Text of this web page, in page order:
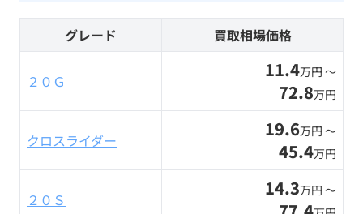
グレード 買取相場価格
２０Ｇ 11.4万円 〜
72.8万円
クロスライダー 19.6万円 〜
45.4万円
２０Ｓ 14.3万円 〜